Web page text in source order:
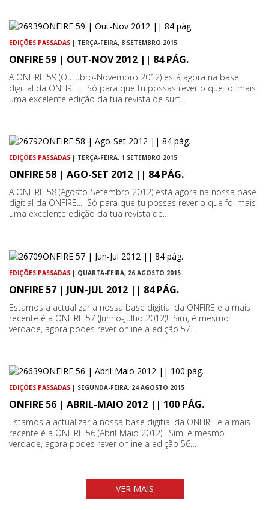
EDIÇÕES PASSADAS | TERÇA-FEIRA, 8 SETEMBRO 2015
ONFIRE 59 | OUT-NOV 2012 || 84 PÁG.
A ONFIRE 59 (Outubro-Novembro 2012) está agora na base
digitial da ONFIRE... Só para que tu possas rever o que foi mais
uma excelente edição da tua revista de surf…
EDIÇÕES PASSADAS | TERÇA-FEIRA, 1 SETEMBRO 2015
ONFIRE 58 | AGO-SET 2012 || 84 PÁG.
A ONFIRE 58 (Agosto-Setembro 2012) está agora na nossa base
digitial da ONFIRE... Só para que tu possas rever o que foi mais
uma excelente edição da tua revista de…
EDIÇÕES PASSADAS | QUARTA-FEIRA, 26 AGOSTO 2015
ONFIRE 57 | JUN-JUL 2012 || 84 PÁG.
Estamos a actualizar a nossa base digitial da ONFIRE e a mais
recente é a ONFIRE 57 (Junho-Julho 2012)! Sim, é mesmo
verdade, agora podes rever online a edição 57…
EDIÇÕES PASSADAS | SEGUNDA-FEIRA, 24 AGOSTO 2015
ONFIRE 56 | ABRIL-MAIO 2012 || 100 PÁG.
Estamos a actualizar a nossa base digitial da ONFIRE e a mais
recente é a ONFIRE 56 (Abril-Maio 2012)! Sim, é mesmo
verdade, agora podes rever online a edição 56…
VER MAIS